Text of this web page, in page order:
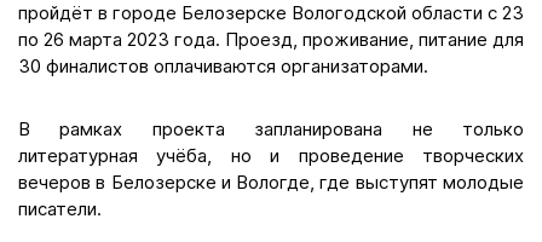
пройдёт в городе Белозерске Вологодской области с 23
по 26 марта 2023 года. Проезд, проживание, питание для
30 финалистов оплачиваются организаторами.
В рамках проекта запланирована не только
литературная учёба, но и проведение творческих
вечеров в Белозерске и Вологде, где выступят молодые
писатели.